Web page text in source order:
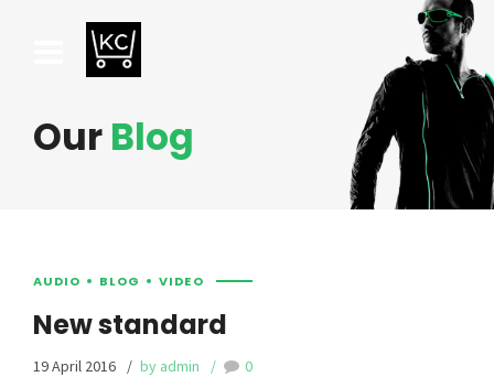
OurBlog
AUDIO BLOG VIDEO
New standard
19 April 2016 by admin 0